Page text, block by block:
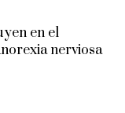
en el
nerviosa